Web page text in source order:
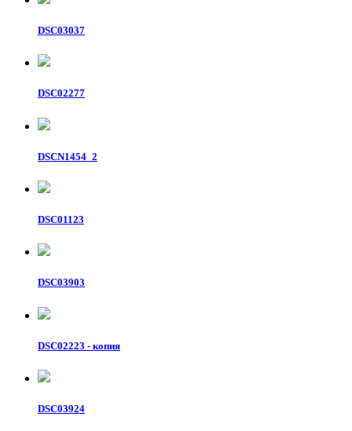
DSC03037
DSC02277
DSCN1454_2
DSC01123
DSC03903
DSC02223 - копия
DSC03924